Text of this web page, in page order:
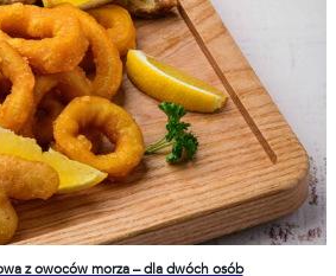
z owoców morza – dla dwóch osób